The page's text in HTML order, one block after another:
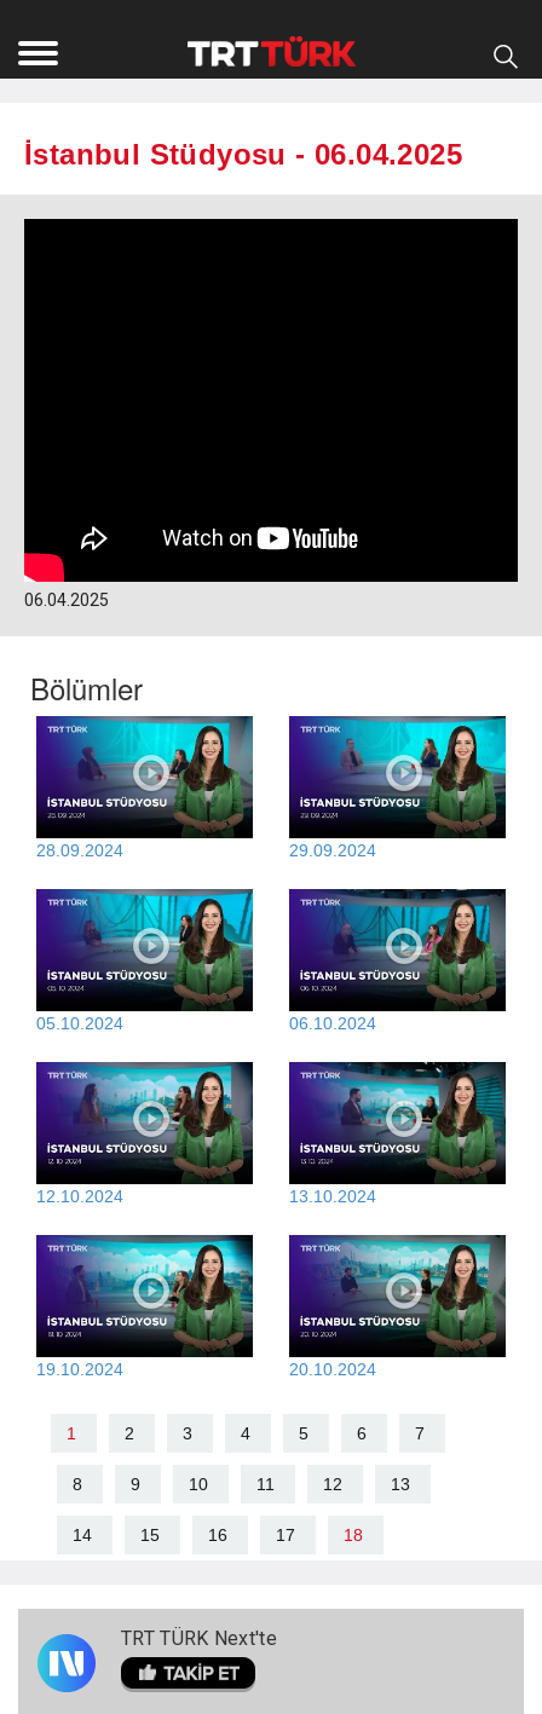
İstanbul Stüdyosu - 06.04.2025
06.04.2025
Bölümler
28.09.2024 29.09.2024
05.10.2024 06.10.2024
12.10.2024 13.10.2024
19.10.2024 20.10.2024
1 2 3 4 5 6 7
8 9 10 11 12 13
14 15 16 17 18
TRT TÜRK Next'te